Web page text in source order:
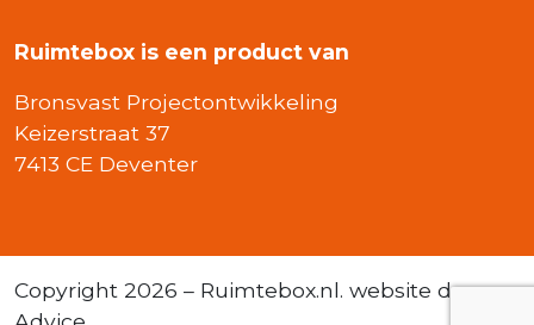
Ruimtebox is een product van
Bronsvast Projectontwikkeling
Keizerstraat 37
7413 CE Deventer
Copyright 2026 – Ruimtebox.nl. website door